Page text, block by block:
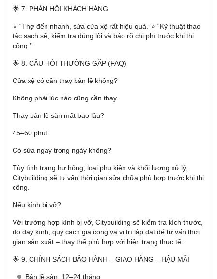
🌟 7. PHẢN HỒI KHÁCH HÀNG
⭐ “Thợ đến nhanh, sửa cửa xệ rất hiệu quả.”⭐ “Kỹ thuật thao
tác sạch sẽ, kiểm tra đúng lỗi và báo rõ chi phí trước khi thi
công.”
🌟 8. CÂU HỎI THƯỜNG GẶP (FAQ)
Cửa xệ có cần thay bản lề không?
Không phải lúc nào cũng cần thay.
Thay bản lề sàn mất bao lâu?
45–60 phút.
Có sửa ngay trong ngày không?
Tùy tình trạng hư hỏng, loại phụ kiện và khối lượng xử lý,
Citybuilding sẽ tư vấn thời gian sửa chữa phù hợp trước khi thi
công.
Nếu kính bị vỡ?
Với trường hợp kính bị vỡ, Citybuilding sẽ kiểm tra kích thước,
độ dày kính, quy cách gia công và vị trí lắp đặt để tư vấn thời
gian sản xuất – thay thế phù hợp với hiện trạng thực tế.
🌟 9. CHÍNH SÁCH BẢO HÀNH – GIAO HÀNG – HẬU MÃI
Bản lề sàn: 12–24 tháng